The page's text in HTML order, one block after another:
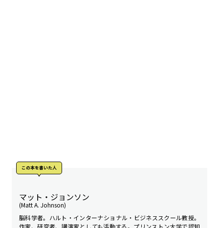
この本を書いた人
マット・ジョンソン
(Matt A. Johnson)
脳科学者。ハルト・インターナショナル・ビジネススクール教授。